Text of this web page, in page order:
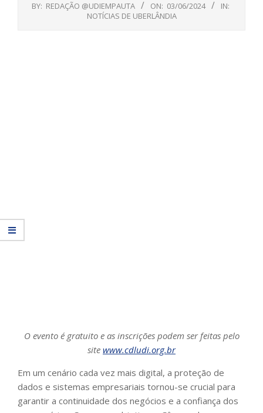
BY: REDAÇÃO @UDIEMPAUTA ON: 03/06/2024
IN:
NOTÍCIAS DE UBERLÂNDIA
O evento é gratuito e as inscrições podem ser feitas pelo
site www.cdludi.org.br
Em um cenário cada vez mais digital, a proteção de
dados e sistemas empresariais tornou-se crucial para
garantir a continuidade dos negócios e a confiança dos